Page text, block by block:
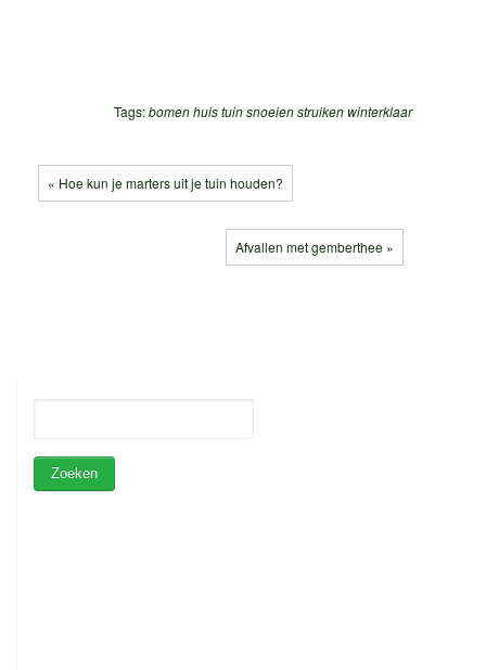
Tags:bomenhuis tuinsnoeienstruikenwinterklaar
« Hoe kun je marters uit je tuin houden?
Afvallen met gemberthee »